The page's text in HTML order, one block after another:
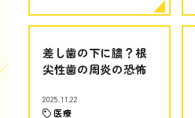
差し歯の下に膿？根
尖性歯の周炎の恐怖
2025.11.22
医療